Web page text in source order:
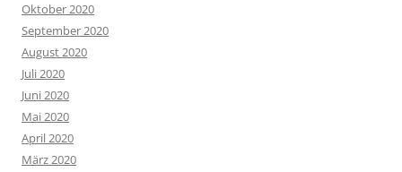
Oktober 2020
September 2020
August 2020
Juli 2020
Juni 2020
Mai 2020
April 2020
März 2020